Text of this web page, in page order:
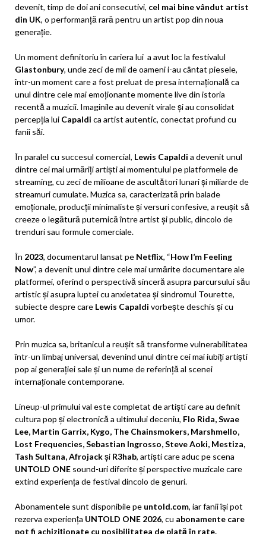
devenit, timp de doi ani consecutivi, cel mai bine vândut artist
din UK, o performanță rară pentru un artist pop din noua
generație.
Un moment definitoriu în cariera lui a avut loc la festivalul
Glastonbury, unde zeci de mii de oameni i-au cântat piesele,
într-un moment care a fost preluat de presa internațională ca
unul dintre cele mai emoționante momente live din istoria
recentă a muzicii. Imaginile au devenit virale și au consolidat
percepția lui Capaldi ca artist autentic, conectat profund cu
fanii săi.
În paralel cu succesul comercial, Lewis Capaldi a devenit unul
dintre cei mai urmăriți artiști ai momentului pe platformele de
streaming, cu zeci de milioane de ascultători lunari și miliarde de
streamuri cumulate. Muzica sa, caracterizată prin balade
emoționale, producții minimaliste și versuri confesive, a reușit să
creeze o legătură puternică între artist și public, dincolo de
trenduri sau formule comerciale.
În 2023, documentarul lansat pe Netflix, “How I’m Feeling
Now”, a devenit unul dintre cele mai urmărite documentare ale
platformei, oferind o perspectivă sinceră asupra parcursului său
artistic și asupra luptei cu anxietatea și sindromul Tourette,
subiecte despre care Lewis Capaldi vorbește deschis și cu
umor.
Prin muzica sa, britanicul a reușit să transforme vulnerabilitatea
într-un limbaj universal, devenind unul dintre cei mai iubiți artiști
pop ai generației sale și un nume de referință al scenei
internaționale contemporane.
Lineup-ul primului val este completat de artiști care au definit
cultura pop și electronică a ultimului deceniu, Flo Rida, Swae
Lee, Martin Garrix, Kygo, The Chainsmokers, Marshmello,
Lost Frequencies, Sebastian Ingrosso, Steve Aoki, Mestiza,
Tash Sultana, Afrojackși R3hab, artiști care aduc pe scena
UNTOLD ONE sound-uri diferite și perspective muzicale care
extind experiența de festival dincolo de genuri.
Abonamentele sunt disponibile pe untold.com, iar fanii își pot
rezerva experiența UNTOLD ONE 2026, cu abonamente care
pot fi achiziționate cu posibilitatea de plată în rate.